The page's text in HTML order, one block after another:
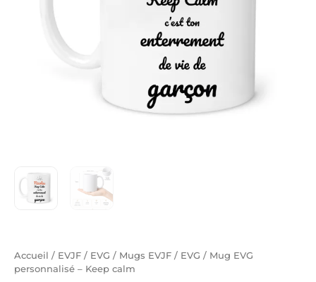
Accueil / EVJF / EVG / Mugs EVJF / EVG / Mug EVG
personnalisé – Keep calm